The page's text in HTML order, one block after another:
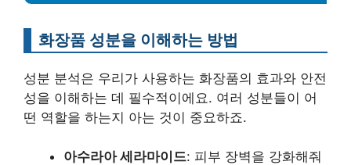
화장품 성분을 이해하는 방법
성분 분석은 우리가 사용하는 화장품의 효과와 안전
성을 이해하는 데 필수적이에요. 여러 성분들이 어
떤 역할을 하는지 아는 것이 중요하죠.
아수라아 세라마이드: 피부 장벽을 강화해줘